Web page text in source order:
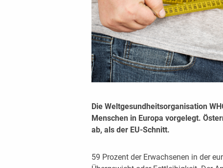
Die Weltgesundheitsorganisation
Menschen in Europa vorgelegt.
ab, als der EU-Schnitt.
59 Prozent der Erwachsenen in der